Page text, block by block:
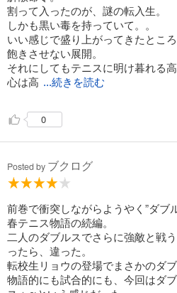
割って入ったのが、謎の転入生。
しかも黒い毒を持っていて。。
いい感じで盛り上がってきたとこ
飽きさせない展開。
それにしてもテニスに明け暮れる高
心は高 ...続きを読む
0
Posted by ブクログ
前巻で衝突しながらようやく”ダブ
春テニス物語の続編。
二人のダブルスでさらに強敵と戦
ったら、違った。
転校生リョウの登場でまさかのダブ
物語的にも試合的にも、今回はダ